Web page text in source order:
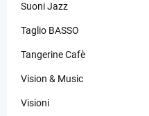
Suoni Jazz
Taglio BASSO
Tangerine Cafè
Vision & Music
Visioni